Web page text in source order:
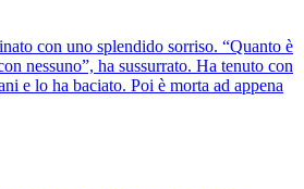
con uno splendido sorriso. “Quanto è
nessuno”, ha sussurrato. Ha tenuto con
e lo ha baciato. Poi è morta ad appena